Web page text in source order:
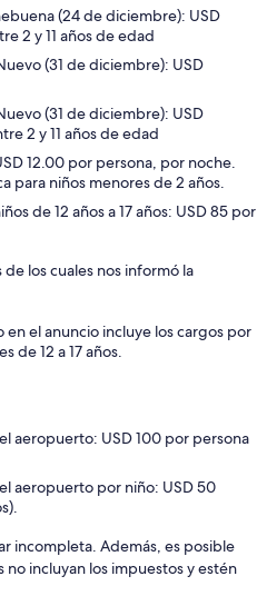
(24 de diciembre): USD
2 y 11 años de edad
(31 de diciembre): USD
(31 de diciembre): USD
2 y 11 años de edad
12.00 por persona, por noche.
para niños menores de 2 años.
de 12 años a 17 años: USD 85 por
los cuales nos informó la
en el anuncio incluye los cargos por
de 12 a 17 años.
aeropuerto: USD 100 por persona
aeropuerto por niño: USD 50
incompleta. Además, es posible
incluyan los impuestos y estén